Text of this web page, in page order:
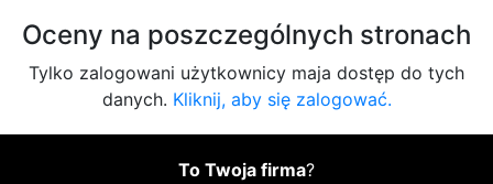
Oceny na poszczególnych stronach
Tylko zalogowani użytkownicy maja dostęp do tych
danych. Kliknij, aby się zalogować.
To Twoja firma?